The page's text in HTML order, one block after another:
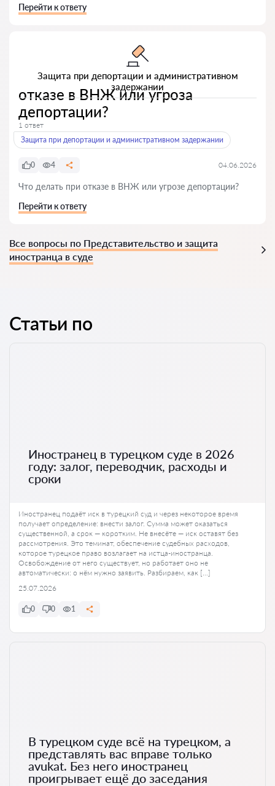
Перейти к ответу
Защита при депортации и административном
задержании
отказе в ВНЖ или угроза
депортации?
1 ответ
Защита при депортации и административном задержании
0 4 04.06.2026
Что делать при отказе в ВНЖ или угрозе депортации?
Перейти к ответу
Все вопросы по Представительство и защита
иностранца в суде
Статьи по
Иностранец в турецком суде в 2026
году: залог, переводчик, расходы и
сроки
Иностранец подаёт иск в турецкий суд и через некоторое время
получает определение: внести залог. Сумма может оказаться
существенной, а срок — коротким. Не внесёте — иск оставят без
рассмотрения. Это теминат, обеспечение судебных расходов,
которое турецкое право возлагает на истца-иностранца.
Освобождение от него существует, но работает оно не
автоматически: о нём нужно заявить. Разбираем, как […]
25.07.2026
0 0 1
В турецком суде всё на турецком, а
представлять вас вправе только
avukat. Без него иностранец
проигрывает ещё до заседания